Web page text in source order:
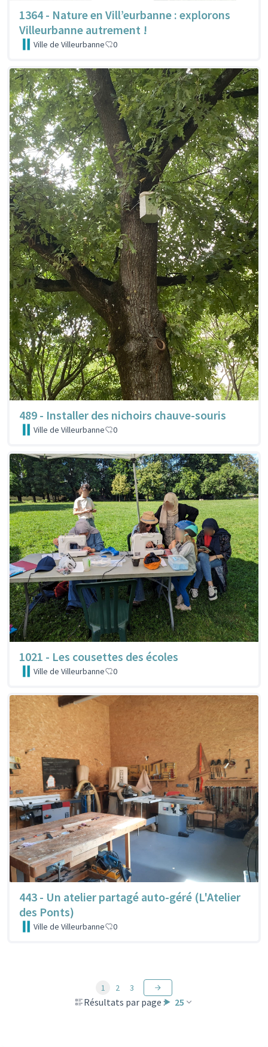
1364 - Nature en Vill’eurbanne : explorons
Villeurbanne autrement !
Ville de Villeurbanne 0
489 - Installer des nichoirs chauve-souris
Ville de Villeurbanne 0
1021 - Les cousettes des écoles
Ville de Villeurbanne 0
443 - Un atelier partagé auto-géré (L'Atelier
des Ponts)
Ville de Villeurbanne 0
Résultats par page : 25
1 2 3